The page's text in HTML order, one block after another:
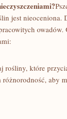
jest nieoceniona.
rośliny,‌ które
aby⁢